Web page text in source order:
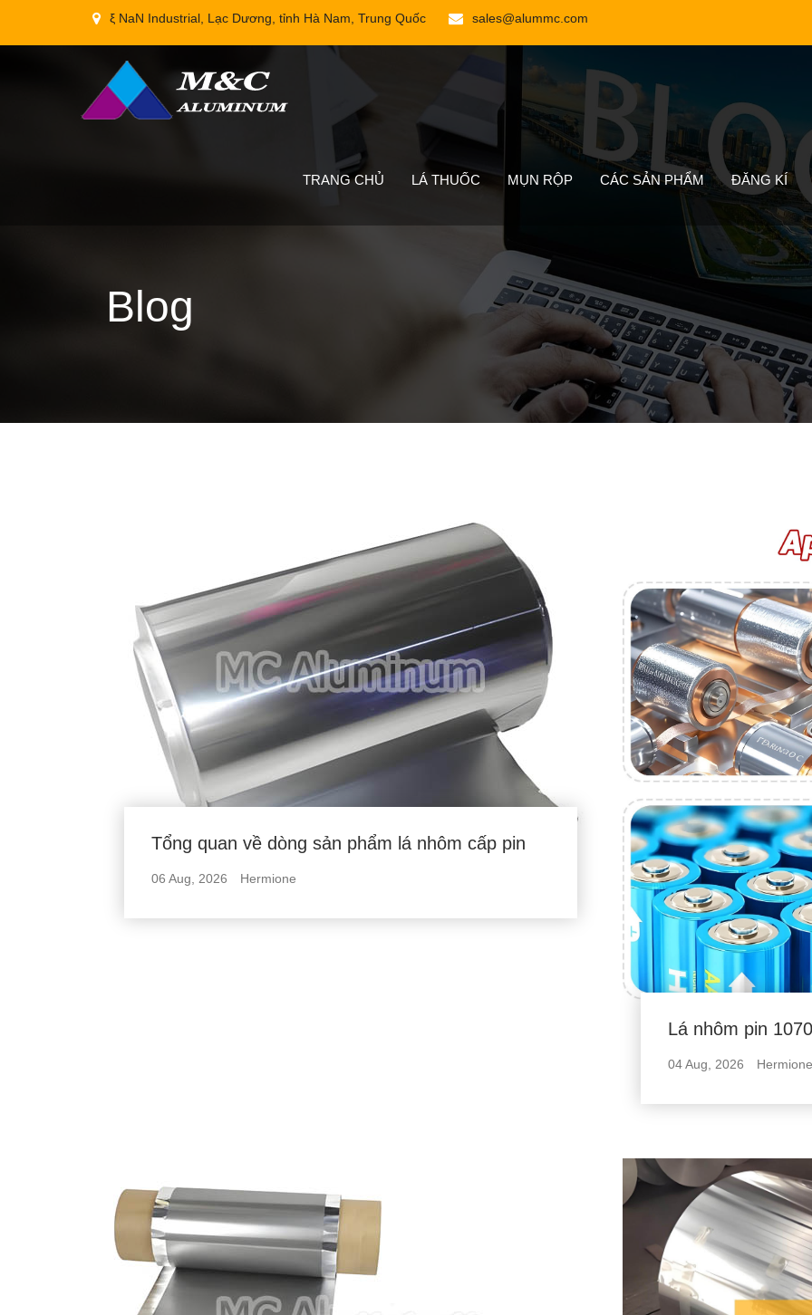
ξ NaN Industrial, Lạc Dương, tỉnh Hà Nam, Trung Quốc sales@alummc.com
TRANG CHỦ LÁ THUỐC MỤN RỘP CÁC SẢN PHẨM ĐĂNG KÍ
Blog
Tổng quan về dòng sản phẩm lá nhôm cấp pin
06 Aug, 2026 Hermione
Lá nhôm pin 1070
04 Aug, 2026 Hermione